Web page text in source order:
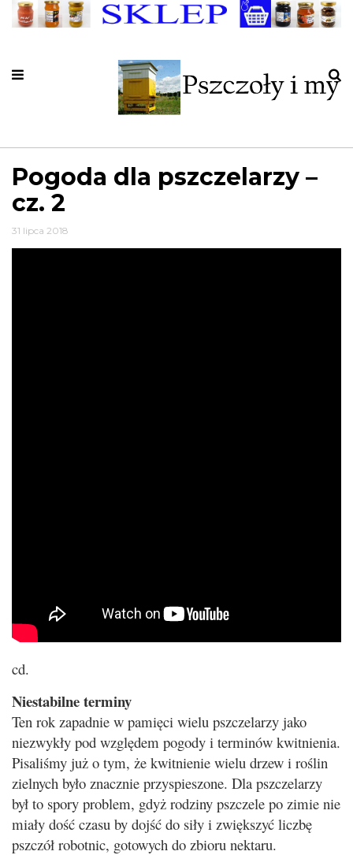
Pogoda dla pszczelarzy –
cz. 2
31 lipca 2018
cd.
Niestabilne terminy
Ten rok zapadnie w pamięci wielu pszczelarzy jako
niezwykły pod względem pogody i terminów kwitnienia.
Pisaliśmy już o tym, że kwitnienie wielu drzew i roślin
zielnych było znacznie przyspieszone. Dla pszczelarzy
był to spory problem, gdyż rodziny pszczele po zimie nie
miały dość czasu by dojść do siły i zwiększyć liczbę
pszczół robotnic, gotowych do zbioru nektaru.